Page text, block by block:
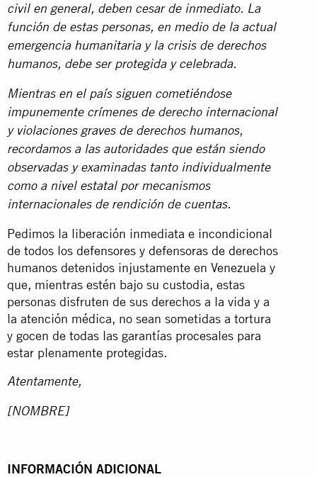
civil en general, deben cesar de inmediato. La
función de estas personas, en medio de la actual
emergencia humanitaria y la crisis de derechos
humanos, debe ser protegida y celebrada.
Mientras en el país siguen cometiéndose
impunemente crímenes de derecho internacional
y violaciones graves de derechos humanos,
recordamos a las autoridades que están siendo
observadas y examinadas tanto individualmente
como a nivel estatal por mecanismos
internacionales de rendición de cuentas.
Pedimos la liberación inmediata e incondicional
de todos los defensores y defensoras de derechos
humanos detenidos injustamente en Venezuela y
que, mientras estén bajo su custodia, estas
personas disfruten de sus derechos a la vida y a
la atención médica, no sean sometidas a tortura
y gocen de todas las garantías procesales para
estar plenamente protegidas.
Atentamente,
[NOMBRE]
INFORMACIÓN ADICIONAL